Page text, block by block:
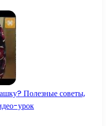
Полезные советы,
урок